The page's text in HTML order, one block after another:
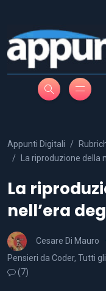
Appunti Digitali
La riproduzione della
La
nell’era
Cesare Di Mauro
Pensieri da Coder, Tutti
(7)